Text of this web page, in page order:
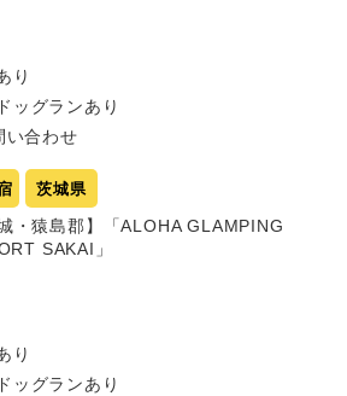
り
ッグランあり
い合わせ
茨城県
城・猿島郡】「ALOHA GLAMPING
SAKAI」
り
ッグランあり